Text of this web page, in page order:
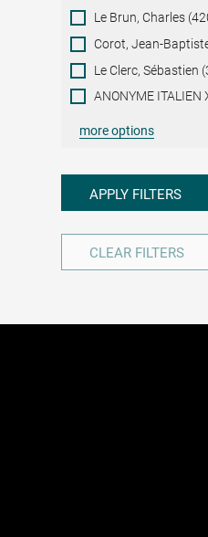
Le Brun, Charles
Corot, Jean-
Le Clerc, Sébastien
ANONYME ITALIEN
more options
APPLY FILTERS
CLEAR FILTERS